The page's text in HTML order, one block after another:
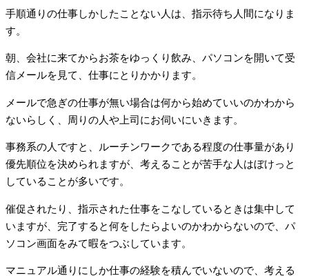
手順通りの仕事しかしたことない人は、指示待ち人間になりま
す。
朝、会社に来てからお茶をゆっくり飲み、パソコンを開いて受
信メールを見て、仕事にとりかかります。
メールで急ぎの仕事が無い場合は何から始めていいのかわから
ないらしく、周りの人や上司にお伺いにいきます。
事務系の人ですと、ルーチンワークである程度の仕事量があり
優先順位を決められますが、考えることが苦手な人はぼけっと
していることが多いです。
催促されたり、指示された仕事をこなしているときは集中して
いますが、完了すると何をしたらよいのかわからないので、パ
ソコン画面をみて暇をつぶしています。
マニュアル通りにしか仕事の経験を積んでいないので、考える